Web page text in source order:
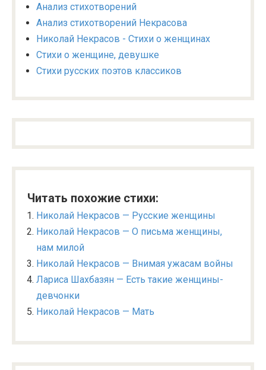
Анализ стихотворений
Анализ стихотворений Некрасова
Николай Некрасов - Стихи о женщинах
Стихи о женщине, девушке
Стихи русских поэтов классиков
Читать похожие стихи:
Николай Некрасов — Русские женщины
Николай Некрасов — О письма женщины,
нам милой
Николай Некрасов — Внимая ужасам войны
Лариса Шахбазян — Есть такие женщины-
девчонки
Николай Некрасов — Мать